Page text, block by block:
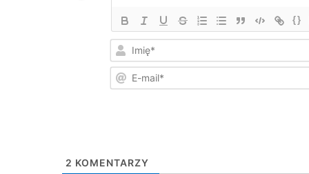
{}
2 KOMENTARZY